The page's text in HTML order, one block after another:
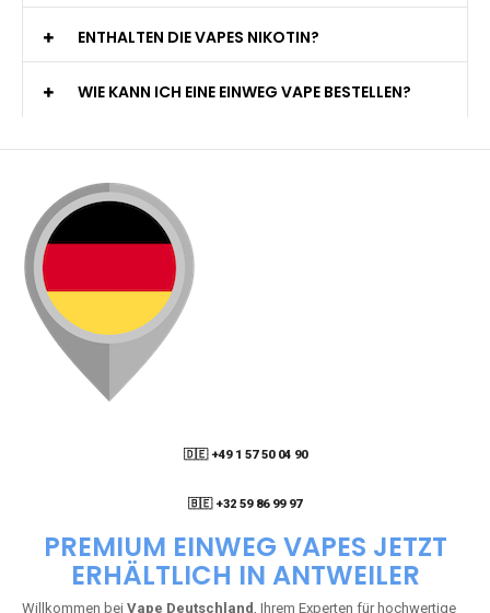
ENTHALTEN DIE VAPES NIKOTIN?
WIE KANN ICH EINE EINWEG VAPE BESTELLEN?
🇩🇪 +49 1 57 50 04 90
🇧🇪 +32 59 86 99 97
PREMIUM EINWEG VAPES JETZT
ERHÄLTLICH IN ANTWEILER
Willkommen bei Vape Deutschland, Ihrem Experten für hochwertige